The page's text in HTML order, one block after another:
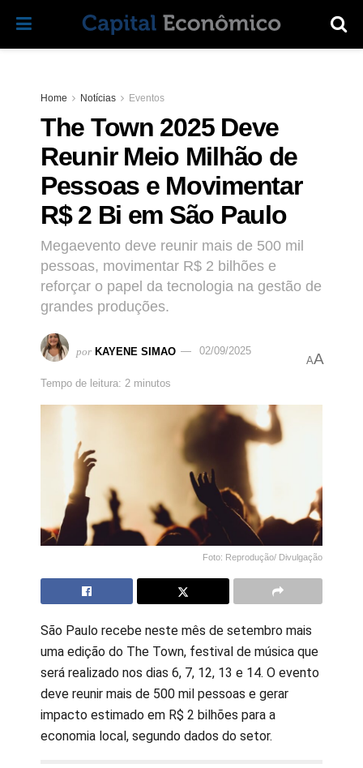
Home Notícias Eventos
The Town 2025 Deve
Reunir Meio Milhão de
Pessoas e Movimentar
R$ 2 Bi em São Paulo
Megaevento deve reunir mais de 500 mil
pessoas, movimentar R$ 2 bilhões e
reforçar o papel da tecnologia na gestão de
grandes produções.
por KAYENE SIMAO 02/09/2025
Tempo de leitura: 2 minutos
AA
Foto: Reprodução/ Divulgação
São Paulo recebe neste mês de setembro mais
uma edição do The Town, festival de música que
será realizado nos dias 6, 7, 12, 13 e 14. O evento
deve reunir mais de 500 mil pessoas e gerar
impacto estimado em R$ 2 bilhões para a
economia local, segundo dados do setor.